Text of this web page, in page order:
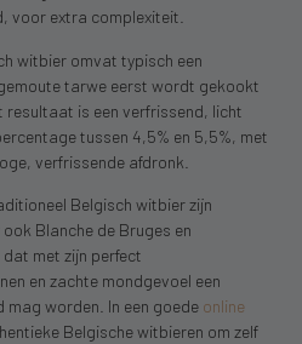
voor extra complexiteit.
witbier omvat typisch een
tarwe eerst wordt gekookt
resultaat is een verfrissend, licht
tussen 4,5% en 5,5%, met
verfrissende afdronk.
Belgisch witbier zijn
Blanche de Bruges en
met zijn perfect
en zachte mondgevoel een
mag worden. In een goede online
Belgische witbieren om zelf